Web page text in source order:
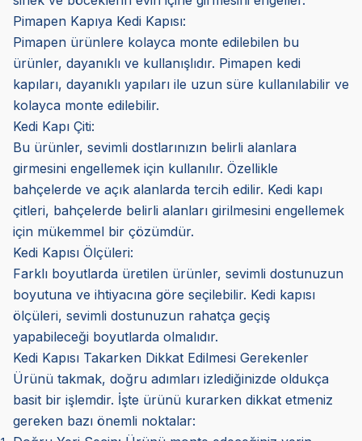
Pimapen Kapıya Kedi Kapısı:
Pimapen ürünlere kolayca monte edilebilen bu
ürünler, dayanıklı ve kullanışlıdır. Pimapen kedi
kapıları, dayanıklı yapıları ile uzun süre kullanılabilir ve
kolayca monte edilebilir.
Kedi Kapı Çiti:
Bu ürünler, sevimli dostlarınızın belirli alanlara
girmesini engellemek için kullanılır. Özellikle
bahçelerde ve açık alanlarda tercih edilir. Kedi kapı
çitleri, bahçelerde belirli alanları girilmesini engellemek
için mükemmel bir çözümdür.
Kedi Kapısı Ölçüleri:
Farklı boyutlarda üretilen ürünler, sevimli dostunuzun
boyutuna ve ihtiyacına göre seçilebilir. Kedi kapısı
ölçüleri, sevimli dostunuzun rahatça geçiş
yapabileceği boyutlarda olmalıdır.
Kedi Kapısı Takarken Dikkat Edilmesi Gerekenler
Ürünü takmak, doğru adımları izlediğinizde oldukça
basit bir işlemdir. İşte ürünü kurarken dikkat etmeniz
gereken bazı önemli noktalar: